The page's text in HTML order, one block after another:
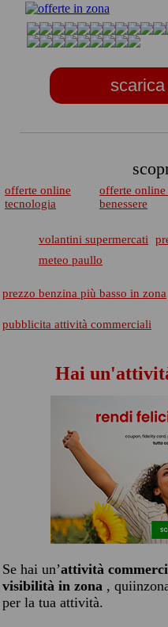
offerte online
tecnologia
offerte online
benessere
volantini supermercati
meteo paullo
prezzo benzina più basso in zona
pubblicita attività commerciali
Hai
Se hai un’attività
visibilità in zona ,
per la tua attività.